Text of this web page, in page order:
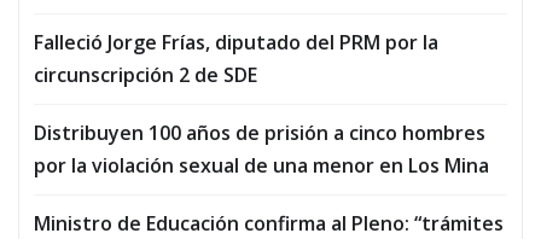
Falleció Jorge Frías, diputado del PRM por la
circunscripción 2 de SDE
Distribuyen 100 años de prisión a cinco hombres
por la violación sexual de una menor en Los Mina
Ministro de Educación confirma al Pleno: “trámites